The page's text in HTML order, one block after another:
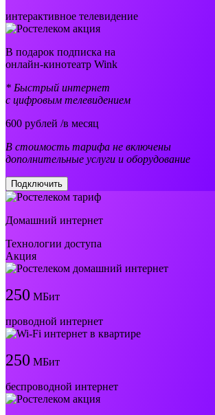
интерактивное телевидение
В подарок подписка на
онлайн-кинотеатр Wink
* Быстрый интернет
с цифровым телевидением
600 рублей /в месяц
В стоимость тарифа не включены
дополнительные услуги и оборудование
Подключить
Домашний интернет
Технологии доступа
Акция
250 МБит
проводной интернет
250 МБит
беспроводной интернет